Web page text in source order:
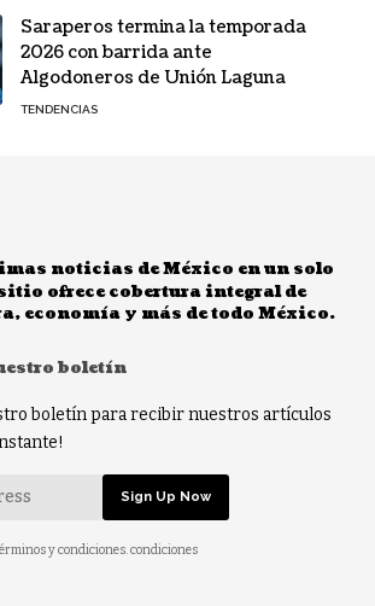
Saraperos termina la temporada
2026 con barrida ante
Algodoneros de Unión Laguna
TENDENCIAS
noticias de México en un solo
ofrece cobertura integral de
economía y más de todo México.
boletín
boletín para recibir nuestros artículos
y condiciones. condiciones